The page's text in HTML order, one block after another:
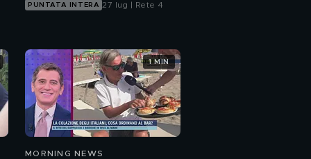
PUNTATA INTERA 27 lug | Rete 4
MORNING NEWS
1 MIN